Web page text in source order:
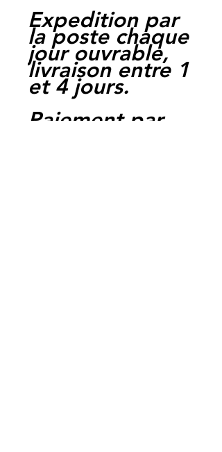
Expedition par
la poste chaque
jour ouvrable,
livraison entre 1
et 4 jours.
Paiement par